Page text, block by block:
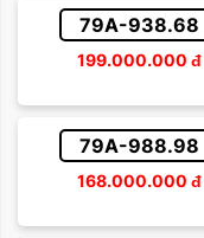
79A-938.68
199.000.000 đ
79A-988.98
168.000.000 đ